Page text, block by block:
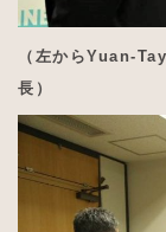
（左からYuan-
長）